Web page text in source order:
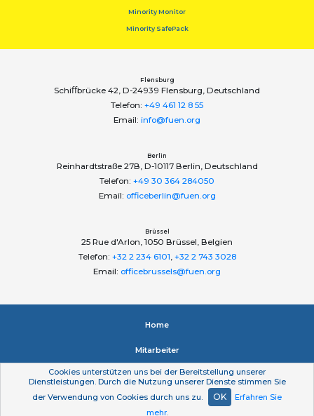
Minority Monitor
Minority SafePack
Flensburg
Schiﬀbrücke 42, D-24939 Flensburg, Deutschland
Telefon: +49 461 12 8 55
Email: info@fuen.org
Berlin
Reinhardtstraße 27B, D-10117 Berlin, Deutschland
Telefon: +49 30 364 284050
Email: officeberlin@fuen.org
Brüssel
25 Rue d'Arlon, 1050 Brüssel, Belgien
Telefon: +32 2 234 6101, +32 2 743 3028
Email: officebrussels@fuen.org
Home
Mitarbeiter
Impressum
Datenschutzerklärung
Cookies unterstützen uns bei der Bereitstellung unserer
Dienstleistungen. Durch die Nutzung unserer Dienste stimmen Sie
der Verwendung von Cookies durch uns zu.
OK
Erfahren Sie
mehr.